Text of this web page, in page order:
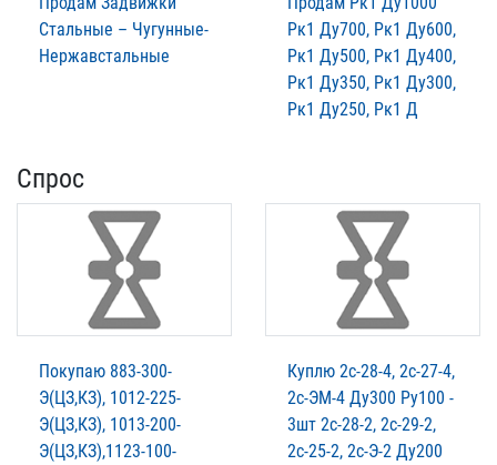
Стальные – Чугунные-
Нержавстальные
Рк1 Ду700, Рк1 Ду600,
Рк1 Ду500, Рк1 Ду400,
Рк1 Ду350, Рк1 Ду300,
Рк1 Ду250, Рк1 Д
Спрос
Покупаю 883-300-
Э(ЦЗ,КЗ), 1012-225-
Э(ЦЗ,КЗ), 1013-200-
Э(ЦЗ,КЗ),1123-100-
Куплю 2с-28-4, 2с-27-4,
2с-ЭМ-4 Ду300 Ру100 -
3шт 2с-28-2, 2с-29-2,
2с-25-2, 2с-Э-2 Ду200